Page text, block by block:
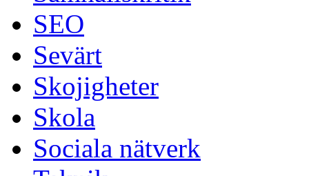
SEO
Sevärt
Skojigheter
Skola
Sociala nätverk